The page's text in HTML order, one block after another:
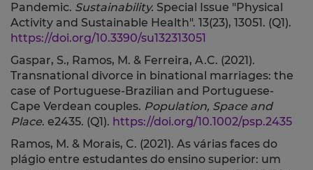
Pandemic. Sustainability. Special Issue "Physical
Activity and Sustainable Health". 13(23), 13051. (Q1).
https://doi.org/10.3390/su132313051
Gaspar, S., Ramos, M. & Ferreira, A.C. (2021).
Transnational divorce in binational marriages: the
case of Portuguese-Brazilian and Portuguese-
Cape Verdean couples. Population, Space and
Place. e2435. (Q1). https://doi.org/10.1002/psp.2435
Ramos, M. & Morais, C. (2021). As várias faces do
plágio entre estudantes do ensino superior: um